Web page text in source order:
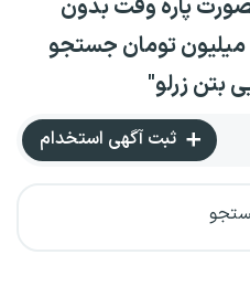
پاره وقت بدون
سابقه کار با حقوق بالای ۱۲ میلیون تومان جستجو
بتن زرلو"
ثبت آگهی استخدام